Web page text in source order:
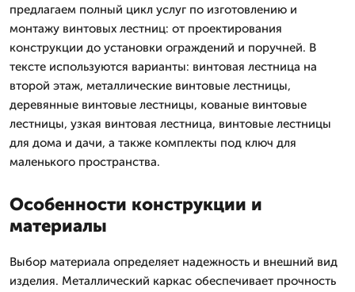
предлагаем полный цикл услуг по изготовлению и
монтажу винтовых лестниц: от проектирования
конструкции до установки ограждений и поручней. В
тексте используются варианты: винтовая лестница на
второй этаж, металлические винтовые лестницы,
деревянные винтовые лестницы, кованые винтовые
лестницы, узкая винтовая лестница, винтовые лестницы
для дома и дачи, а также комплекты под ключ для
маленького пространства.
Особенности конструкции и
материалы
Выбор материала определяет надежность и внешний вид
изделия. Металлический каркас обеспечивает прочность